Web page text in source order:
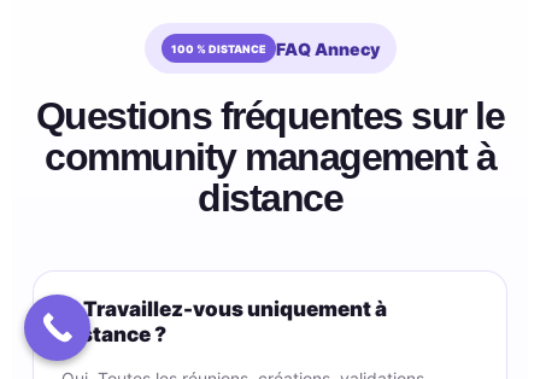
FAQ Annecy
Questions fréquentes sur le
community management à
distance
Travaillez-vous uniquement à
distance ?